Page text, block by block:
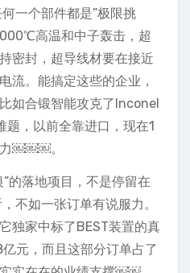
一个部件都是”极限挑
高温和中子轰击，超
密封，超导线材要在接近
流。能搞定这些的企业，
如合锻智能攻克了Inconel
题，以前全靠进口，现在1
力￼￼￼。
的落地项目，不是停留在
不如一张订单有说服力。
独家中标了BEST装置的真
元，而且这部分订单占了